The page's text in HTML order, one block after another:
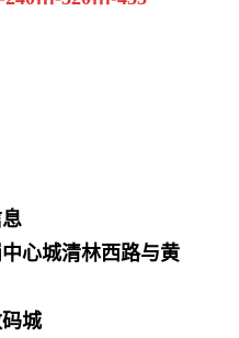
心城清林西路与黄
城